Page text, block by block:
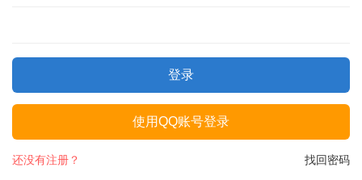
登录
使用QQ账号登录
找回密码
还没有注册？